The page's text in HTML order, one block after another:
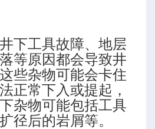
下工具故障、地层
等原因都会导致井
些杂物可能会卡住
正常下入或提起，
杂物可能包括工具
径后的岩屑等。